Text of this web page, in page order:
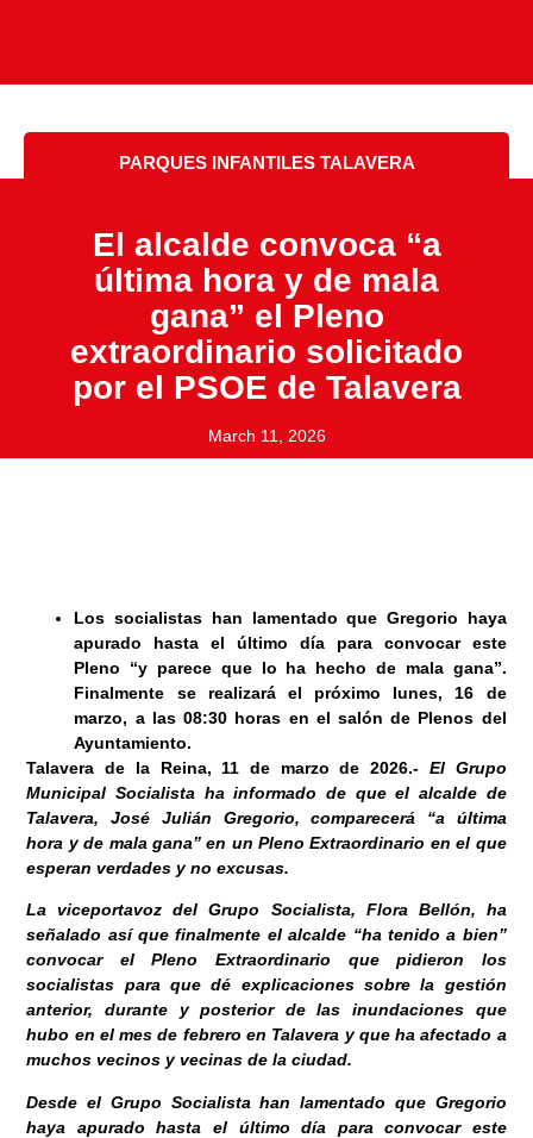
PARQUES INFANTILES TALAVERA
El alcalde convoca “a
última hora y de mala
gana” el Pleno
extraordinario solicitado
por el PSOE de Talavera
March 11, 2026
Los socialistas han lamentado que Gregorio haya
apurado hasta el último día para convocar este
Pleno “y parece que lo ha hecho de mala gana”.
Finalmente se realizará el próximo lunes, 16 de
marzo, a las 08:30 horas en el salón de Plenos del
Ayuntamiento.
Talavera de la Reina, 11 de marzo de 2026.- El Grupo
Municipal Socialista ha informado de que el alcalde de
Talavera, José Julián Gregorio, comparecerá “a última
hora y de mala gana” en un Pleno Extraordinario en el que
esperan verdades y no excusas.
La viceportavoz del Grupo Socialista, Flora Bellón, ha
señalado así que finalmente el alcalde “ha tenido a bien”
convocar el Pleno Extraordinario que pidieron los
socialistas para que dé explicaciones sobre la gestión
anterior, durante y posterior de las inundaciones que
hubo en el mes de febrero en Talavera y que ha afectado a
muchos vecinos y vecinas de la ciudad.
Desde el Grupo Socialista han lamentado que Gregorio
haya apurado hasta el último día para convocar este